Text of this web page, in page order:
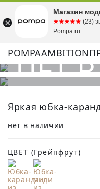
POMPAAMBITION
КУПИТЬ ОБРАЗ
Яркая юбка-
нет в наличии
ЦВЕТ (Грейпфрут)
Магазин
☆☆☆☆☆
★★★★★ (23)
Pompa.ru